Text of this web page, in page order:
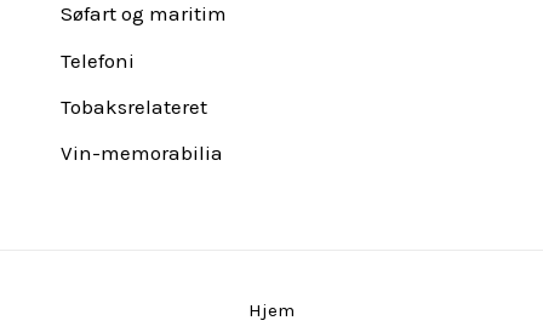
Søfart og maritim
Telefoni
Tobaksrelateret
Vin-memorabilia
Hjem